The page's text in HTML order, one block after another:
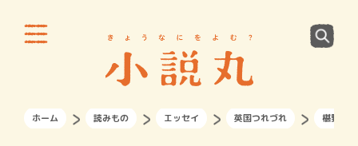
ホーム 読みもの エッセイ 英国つれづれ 椹野道